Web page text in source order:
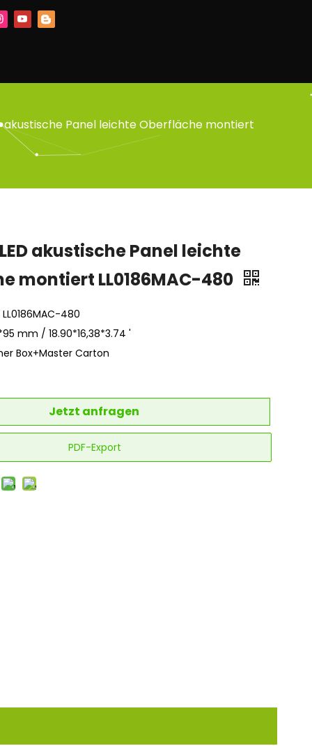
akustische Panel leichte Oberfläche montiert
akustische Panel leichte
montiert LL0186MAC-480
LL0186MAC-480
mm / 18.90*16,38*3.74 '
Box+Master Carton
Jetzt anfragen
PDF-Export